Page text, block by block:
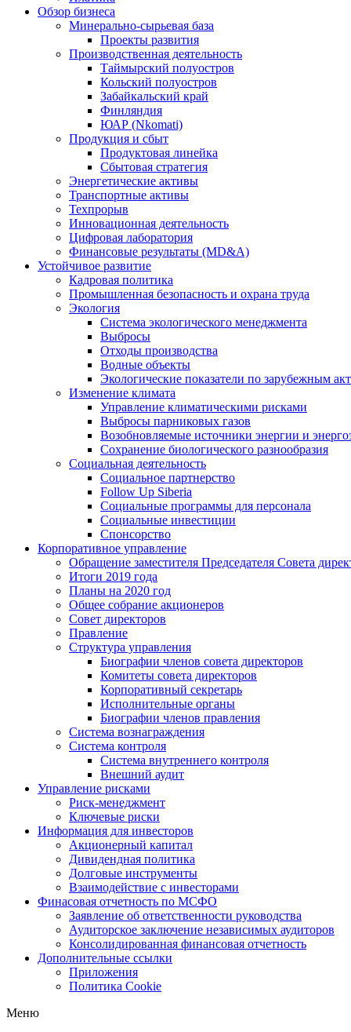
Обзор бизнеса
Минерально-сырьевая база
Проекты развития
Производственная деятельность
Таймырский полуостров
Кольский полуостров
Забайкальский край
Финляндия
ЮАР (Nkomati)
Продукция и сбыт
Продуктовая линейка
Сбытовая стратегия
Энергетические активы
Транспортные активы
Техпрорыв
Инновационная деятельность
Цифровая лаборатория
Финансовые результаты (MD&A)
Устойчивое развитие
Кадровая политика
Промышленная безопасность и охрана труда
Экология
Система экологического менеджмента
Выбросы
Отходы производства
Водные объекты
Экологические показатели по зарубежным
Изменение климата
Управление климатическими рисками
Выбросы парниковых газов
Возобновляемые источники энергии и
Сохранение биологического разнообразия
Социальная деятельность
Социальное партнерство
Follow Up Siberia
Социальные программы для персонала
Социальные инвестиции
Спонсорство
Корпоративное управление
Обращение заместителя Председателя Совета
Итоги 2019 года
Планы на 2020 год
Общее собрание акционеров
Совет директоров
Правление
Структура управления
Биографии членов совета директоров
Комитеты совета директоров
Корпоративный секретарь
Исполнительные органы
Биографии членов правления
Система вознаграждения
Система контроля
Система внутреннего контроля
Внешний аудит
Управление рисками
Риск-менеджмент
Ключевые риски
Информация для инвесторов
Акционерный капитал
Дивидендная политика
Долговые инструменты
Взаимодействие с инвеcторами
Финасовая отчетность по МСФО
Заявление об ответственности руководства
Аудиторское заключение независимых аудиторов
Консолидированная финансовая отчетность
Дополнительные ссылки
Приложения
Политика Cookie
Меню